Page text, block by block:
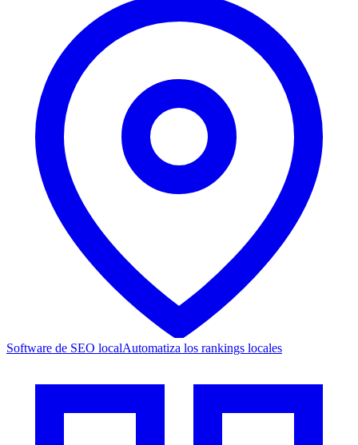
Software de SEO localAutomatiza los rankings locales